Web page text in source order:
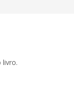
livro.